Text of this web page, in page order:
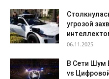
угрозой
06.11.2025
В Сети Шум
vs